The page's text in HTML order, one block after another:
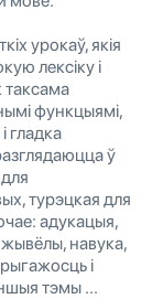
урокаў, якія
лексіку і
таксама
функцыямі,
гладка
ў
турэцкая для
адукацыя,
навука,
і
тэмы ...